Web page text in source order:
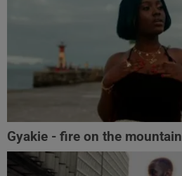
Gyakie - fire on the mountain